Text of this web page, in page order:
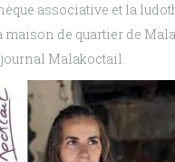
associative et la
de quartier de
Malakoctail.